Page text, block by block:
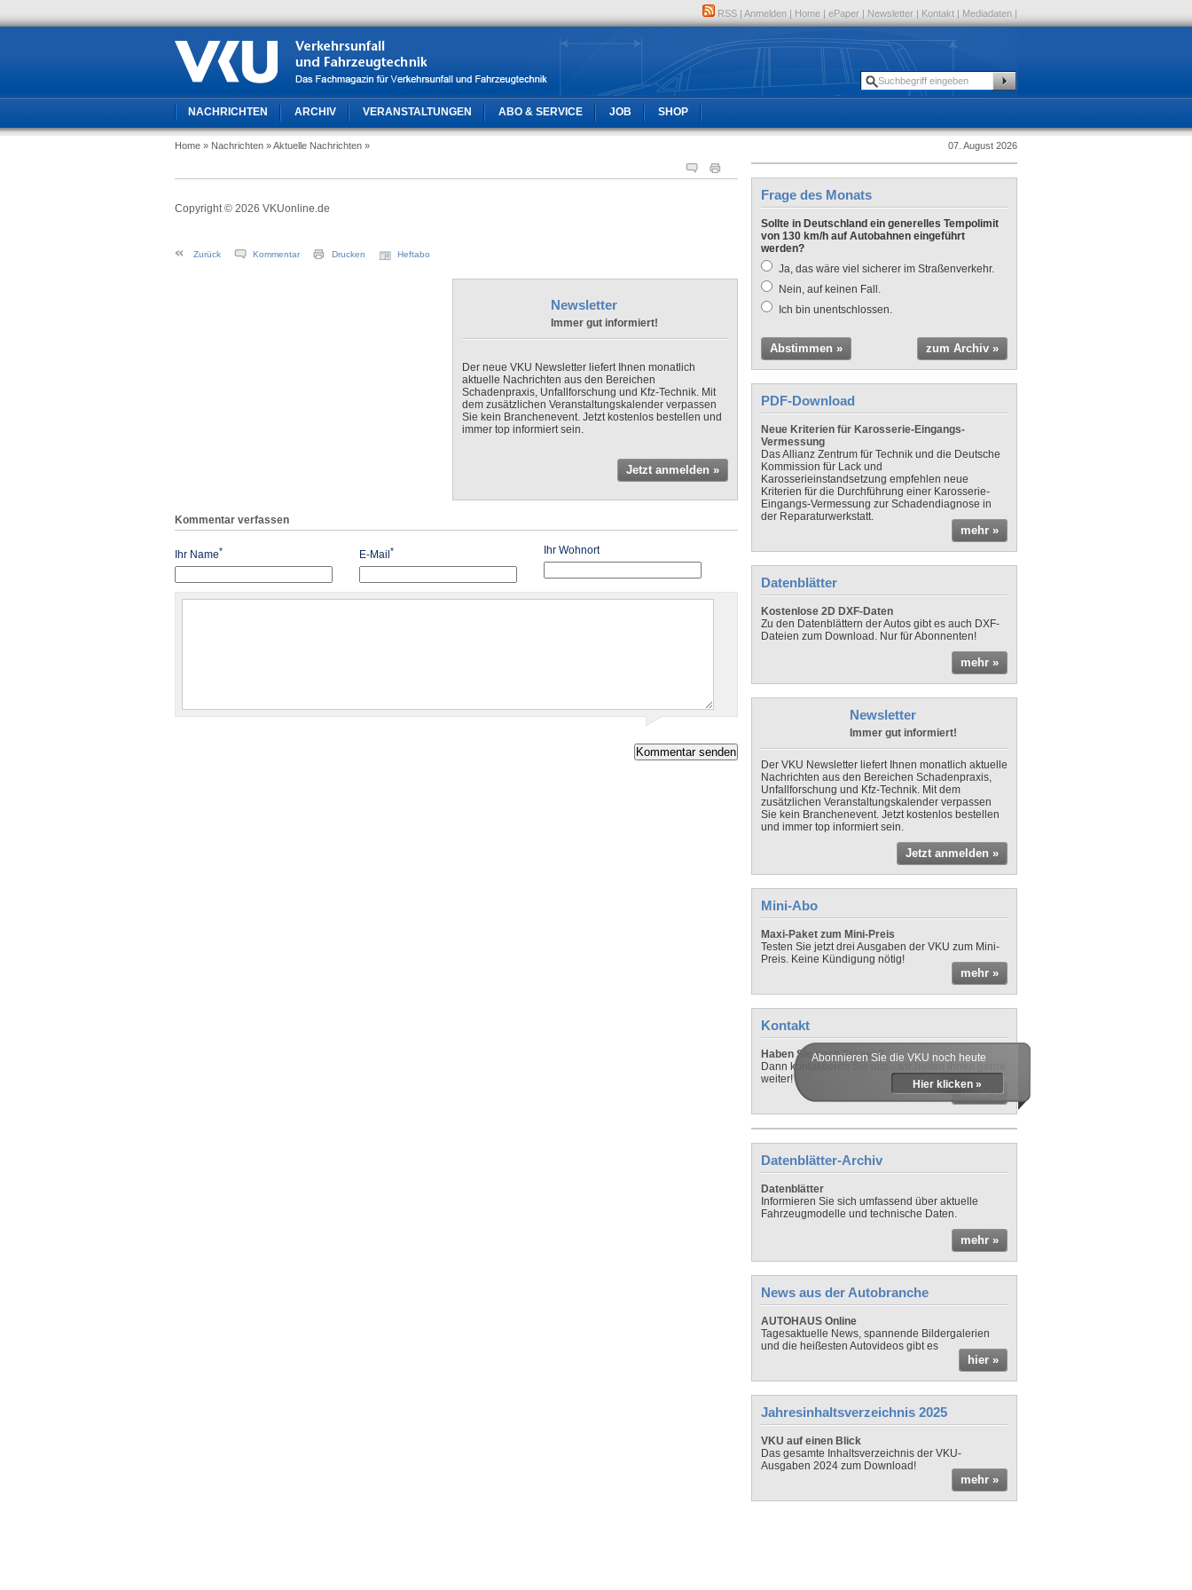
RSS | Anmelden | Home | ePaper | Newsletter | Kontakt | Mediadaten |
NACHRICHTEN ARCHIV VERANSTALTUNGEN ABO & SERVICE JOB SHOP
Home » Nachrichten » Aktuelle Nachrichten » 07. August 2026
Copyright © 2026 VKUonline.de
Zurück Kommentar Drucken Heftabo
Newsletter
Immer gut informiert!
Der neue VKU Newsletter liefert Ihnen monatlich
aktuelle Nachrichten aus den Bereichen
Schadenpraxis, Unfallforschung und Kfz-Technik. Mit
dem zusätzlichen Veranstaltungskalender verpassen
Sie kein Branchenevent. Jetzt kostenlos bestellen und
immer top informiert sein.
Jetzt anmelden »
Kommentar verfassen
Ihr Name* E-Mail * Ihr Wohnort
Frage des Monats
Sollte in Deutschland ein generelles Tempolimit
von 130 km/h auf Autobahnen eingeführt
werden?
Ja, das wäre viel sicherer im Straßenverkehr.
Nein, auf keinen Fall.
Ich bin unentschlossen.
Abstimmen » zum Archiv »
PDF-Download
Neue Kriterien für Karosserie-Eingangs-
Vermessung
Das Allianz Zentrum für Technik und die Deutsche
Kommission für Lack und
Karosserieinstandsetzung empfehlen neue
Kriterien für die Durchführung einer Karosserie-
Eingangs-Vermessung zur Schadendiagnose in
der Reparaturwerkstatt.
mehr »
Datenblätter
Kostenlose 2D DXF-Daten
Zu den Datenblättern der Autos gibt es auch DXF-
Dateien zum Download. Nur für Abonnenten!
mehr »
Newsletter
Immer gut informiert!
Der VKU Newsletter liefert Ihnen monatlich aktuelle
Nachrichten aus den Bereichen Schadenpraxis,
Unfallforschung und Kfz-Technik. Mit dem
zusätzlichen Veranstaltungskalender verpassen
Sie kein Branchenevent. Jetzt kostenlos bestellen
und immer top informiert sein.
Jetzt anmelden »
Mini-Abo
Maxi-Paket zum Mini-Preis
Testen Sie jetzt drei Ausgaben der VKU zum Mini-
Preis. Keine Kündigung nötig!
mehr »
Kontakt
Haben Sie noch Fragen?
Dann kontaktieren Sie uns - wir helfen Ihnen gerne
weiter!
mehr »
Abonnieren Sie die VKU noch heute
Hier klicken »
Datenblätter-Archiv
Datenblätter
Informieren Sie sich umfassend über aktuelle
Fahrzeugmodelle und technische Daten.
mehr »
News aus der Autobranche
AUTOHAUS Online
Tagesaktuelle News, spannende Bildergalerien
und die heißesten Autovideos gibt es
hier »
Jahresinhaltsverzeichnis 2025
VKU auf einen Blick
Das gesamte Inhaltsverzeichnis der VKU-
Ausgaben 2024 zum Download!
mehr »